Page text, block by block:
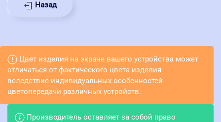
Назад
Цвет изделия на экране вашего устройства может
отличаться от фактического цвета изделия
вследствие индивидуальных особенностей
цветопередачи различных устройств.
Производитель оставляет за собой право